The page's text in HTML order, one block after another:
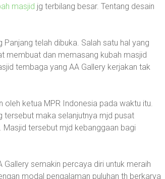
masjid jg terbilang besar. Tentang desain
telah dibuka. Salah satu hal yang
membuat dan memasang kubah masjid
tembaga yang AA Gallery kerjakan tak
oleh ketua MPR Indonesia pada waktu itu.
tersebut maka selanjutnya mjd pusat
tersebut mjd kebanggaan bagi
semakin percaya diri untuk meraih
modal pengalaman puluhan th berkarya